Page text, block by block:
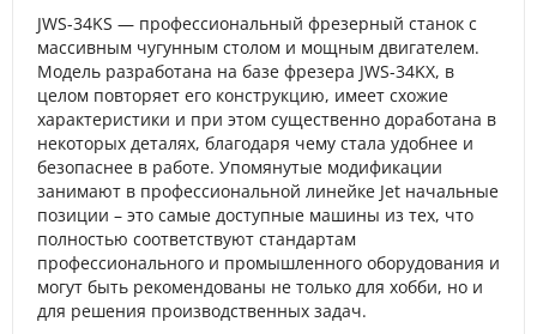
JWS-34KS — профессиональный фрезерный станок с
массивным чугунным столом и мощным двигателем.
Модель разработана на базе фрезера JWS-34KX, в
целом повторяет его конструкцию, имеет схожие
характеристики и при этом существенно доработана в
некоторых деталях, благодаря чему стала удобнее и
безопаснее в работе. Упомянутые модификации
занимают в профессиональной линейке Jet начальные
позиции – это самые доступные машины из тех, что
полностью соответствуют стандартам
профессионального и промышленного оборудования и
могут быть рекомендованы не только для хобби, но и
для решения производственных задач.